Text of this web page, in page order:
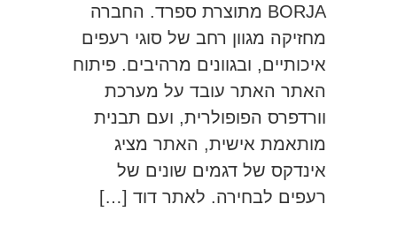
BORJA מתוצרת ספרד. החברה
מחזיקה מגוון רחב של סוגי רעפים
איכותיים, ובגוונים מרהיבים. פיתוח
האתר האתר עובד על מערכת
וורדפרס הפופולרית, ועם תבנית
מותאמת אישית, האתר מציג
אינדקס של דגמים שונים של
רעפים לבחירה. לאתר דוד […]